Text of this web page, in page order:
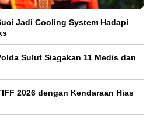
Jadi Cooling System Hadapi
Sulut Siagakan 11 Medis dan
2026 dengan Kendaraan Hias